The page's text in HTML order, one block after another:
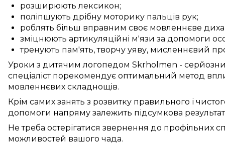
розширюють лексикон;
поліпшують дрібну моторику пальців рук;
роблять більш вправним своє мовленнєве
зміцнюють артикуляційні м'язи за допомоги
тренують пам'ять,творчу уяву, мисленнєвий
Уроки з дитячим логопедом Skrholmen -
спеціаліст порекомендує оптимальний метод
мовленнєвих складнощів.
Крім самих занять з розвитку правильного і
допомоги напряму залежить підсумкова
Нетреба остерігатися звернення до профільних
можливостей вашого чада.